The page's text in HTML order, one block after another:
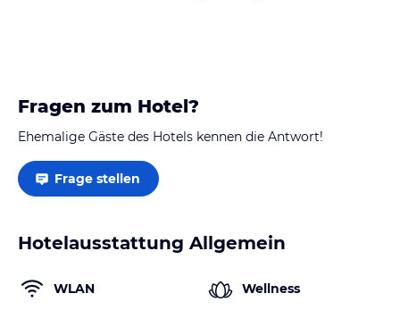
Fragen zum Hotel?
Ehemalige Gäste des Hotels kennen die Antwort!
Frage stellen
Hotelausstattung Allgemein
WLAN Wellness